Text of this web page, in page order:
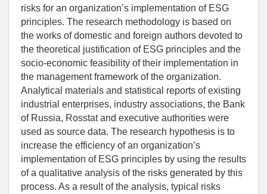
risks for an organization’s implementation of ESG
principles. The research methodology is based on
the works of domestic and foreign authors devoted to
the theoretical justification of ESG principles and the
socio-economic feasibility of their implementation in
the management framework of the organization.
Analytical materials and statistical reports of existing
industrial enterprises, industry associations, the Bank
of Russia, Rosstat and executive authorities were
used as source data. The research hypothesis is to
increase the efficiency of an organization’s
implementation of ESG principles by using the results
of a qualitative analysis of the risks generated by this
process. As a result of the analysis, typical risks